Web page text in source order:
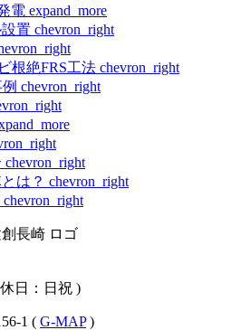
電 expand_more
置 chevron_right
根絶FRS工法 chevron_right
chevron_right
chevron_right
は？ chevron_right
chevron_right
日：日祝 )
1 ( G-MAP)